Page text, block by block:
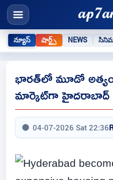
న్యూస్ షార్ట్స్ NEWS
భారత్‌లో మూడో
మార్కెట్‌గా హైదరాబాద్
04-07-2026 Sat 22:36